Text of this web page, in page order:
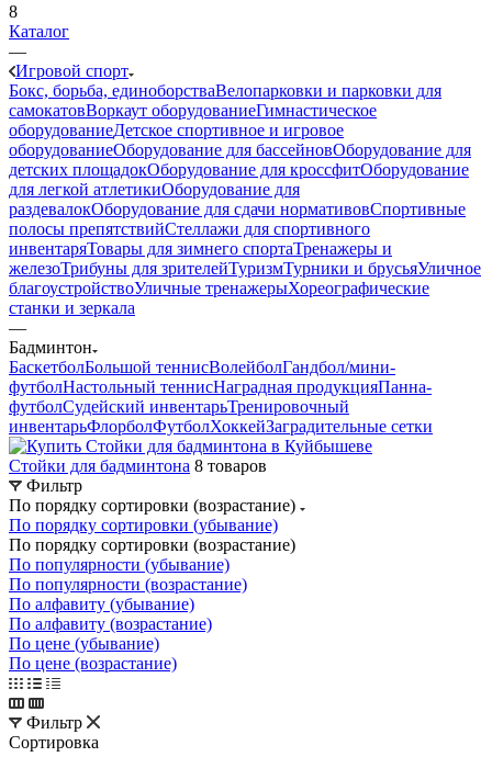
8
Каталог
—
Игровой спорт
Бокс, борьба, единоборстваВелопарковки и парковки для
самокатовВоркаут оборудованиеГимнастическое
оборудованиеДетское спортивное и игровое
оборудованиеОборудование для бассейновОборудование для
детских площадокОборудование для кроссфитОборудование
для легкой атлетикиОборудование для
раздевалокОборудование для сдачи нормативовСпортивные
полосы препятствийСтеллажи для спортивного
инвентаряТовары для зимнего спортаТренажеры и
железоТрибуны для зрителейТуризмТурники и брусьяУличное
благоустройствоУличные тренажерыХореографические
станки и зеркала
—
Бадминтон
БаскетболБольшой теннисВолейболГандбол/мини-
футболНастольный теннисНаградная продукцияПанна-
футболСудейский инвентарьТренировочный
инвентарьФлорболФутболХоккейЗаградительные сетки
Стойки для бадминтона 8 товаров
Фильтр
По порядку сортировки (возрастание)
По порядку сортировки (убывание)
По порядку сортировки (возрастание)
По популярности (убывание)
По популярности (возрастание)
По алфавиту (убывание)
По алфавиту (возрастание)
По цене (убывание)
По цене (возрастание)
Фильтр
Сортировка